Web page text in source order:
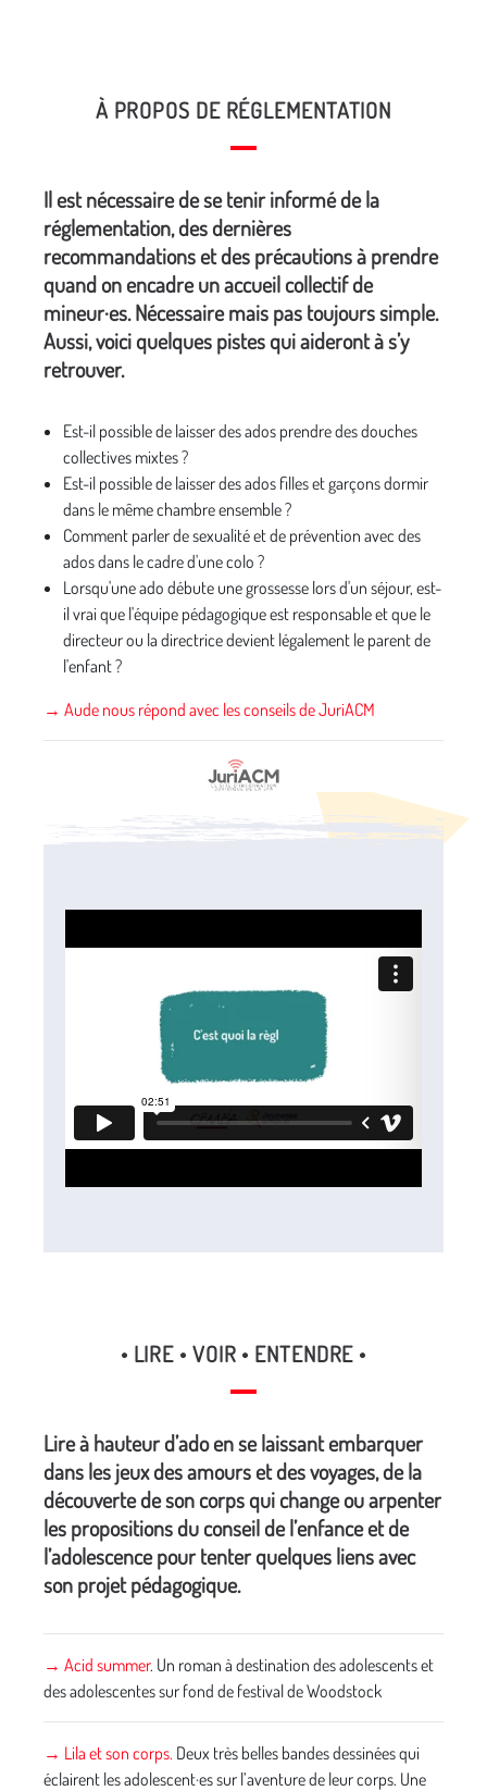
À PROPOS DE RÉGLEMENTATION
Il est nécessaire de se tenir informé de la
réglementation, des dernières
recommandations et des précautions à prendre
quand on encadre un accueil collectif de
mineur·es. Nécessaire mais pas toujours simple.
Aussi, voici quelques pistes qui aideront à s’y
retrouver.
Est-il possible de laisser des ados prendre des douches
collectives mixtes ?
Est-il possible de laisser des ados filles et garçons dormir
dans le même chambre ensemble ?
Comment parler de sexualité et de prévention avec des
ados dans le cadre d'une colo ?
Lorsqu'une ado débute une grossesse lors d'un séjour, est-
il vrai que l'équipe pédagogique est responsable et que le
directeur ou la directrice devient légalement le parent de
l'enfant ?
→ Aude nous répond avec les conseils de JuriACM
• LIRE • VOIR • ENTENDRE •
Lire à hauteur d’ado en se laissant embarquer
dans les jeux des amours et des voyages, de la
découverte de son corps qui change ou arpenter
les propositions du conseil de l’enfance et de
l’adolescence pour tenter quelques liens avec
son projet pédagogique.
→ Acid summer. Un roman à destination des adolescents et
des adolescentes sur fond de festival de Woodstock
→ Lila et son corps. Deux très belles bandes dessinées qui
éclairent les adolescent·es sur l’aventure de leur corps. Une